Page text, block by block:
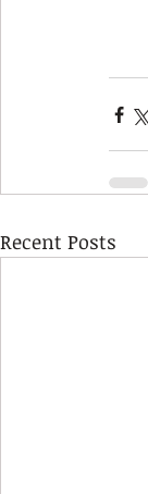
Recent Posts